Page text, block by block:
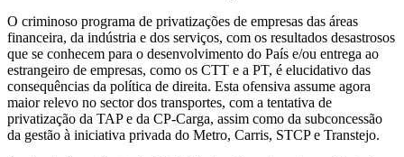
O criminoso programa de privatizações de empresas das áreas
financeira, da indústria e dos serviços, com os resultados desastrosos
que se conhecem para o desenvolvimento do País e/ou entrega ao
estrangeiro de empresas, como os CTT e a PT, é elucidativo das
consequências da política de direita. Esta ofensiva assume agora
maior relevo no sector dos transportes, com a tentativa de
privatização da TAP e da CP-Carga, assim como da subconcessão
da gestão à iniciativa privada do Metro, Carris, STCP e Transtejo.